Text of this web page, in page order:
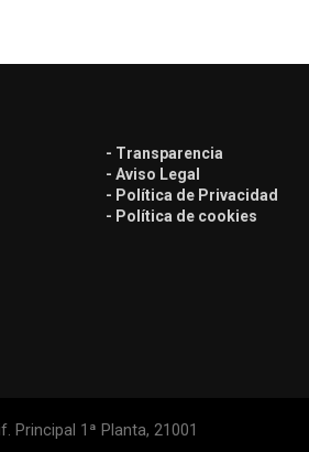
- Transparencia
- Aviso Legal
- Política de Privacidad
- Política de cookies
Principal 1ª Planta, 21001